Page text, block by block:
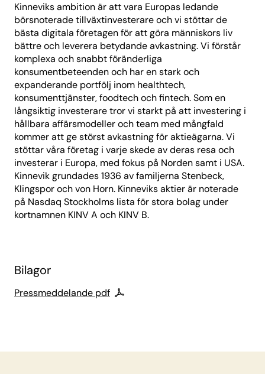
Kinneviks ambition är att vara Europas ledande
börsnoterade tillväxtinvesterare och vi stöttar de
bästa digitala företagen för att göra människors liv
bättre och leverera betydande avkastning. Vi förstår
komplexa och snabbt föränderliga
konsumentbeteenden och har en stark och
expanderande portfölj inom healthtech,
konsumenttjänster, foodtech och fintech. Som en
långsiktig investerare tror vi starkt på att investering i
hållbara affärsmodeller och team med mångfald
kommer att ge störst avkastning för aktieägarna. Vi
stöttar våra företag i varje skede av deras resa och
investerar i Europa, med fokus på Norden samt i USA.
Kinnevik grundades 1936 av familjerna Stenbeck,
Klingspor och von Horn. Kinneviks aktier är noterade
på Nasdaq Stockholms lista för stora bolag under
kortnamnen KINV A och KINV B.
Bilagor
Pressmeddelande pdf